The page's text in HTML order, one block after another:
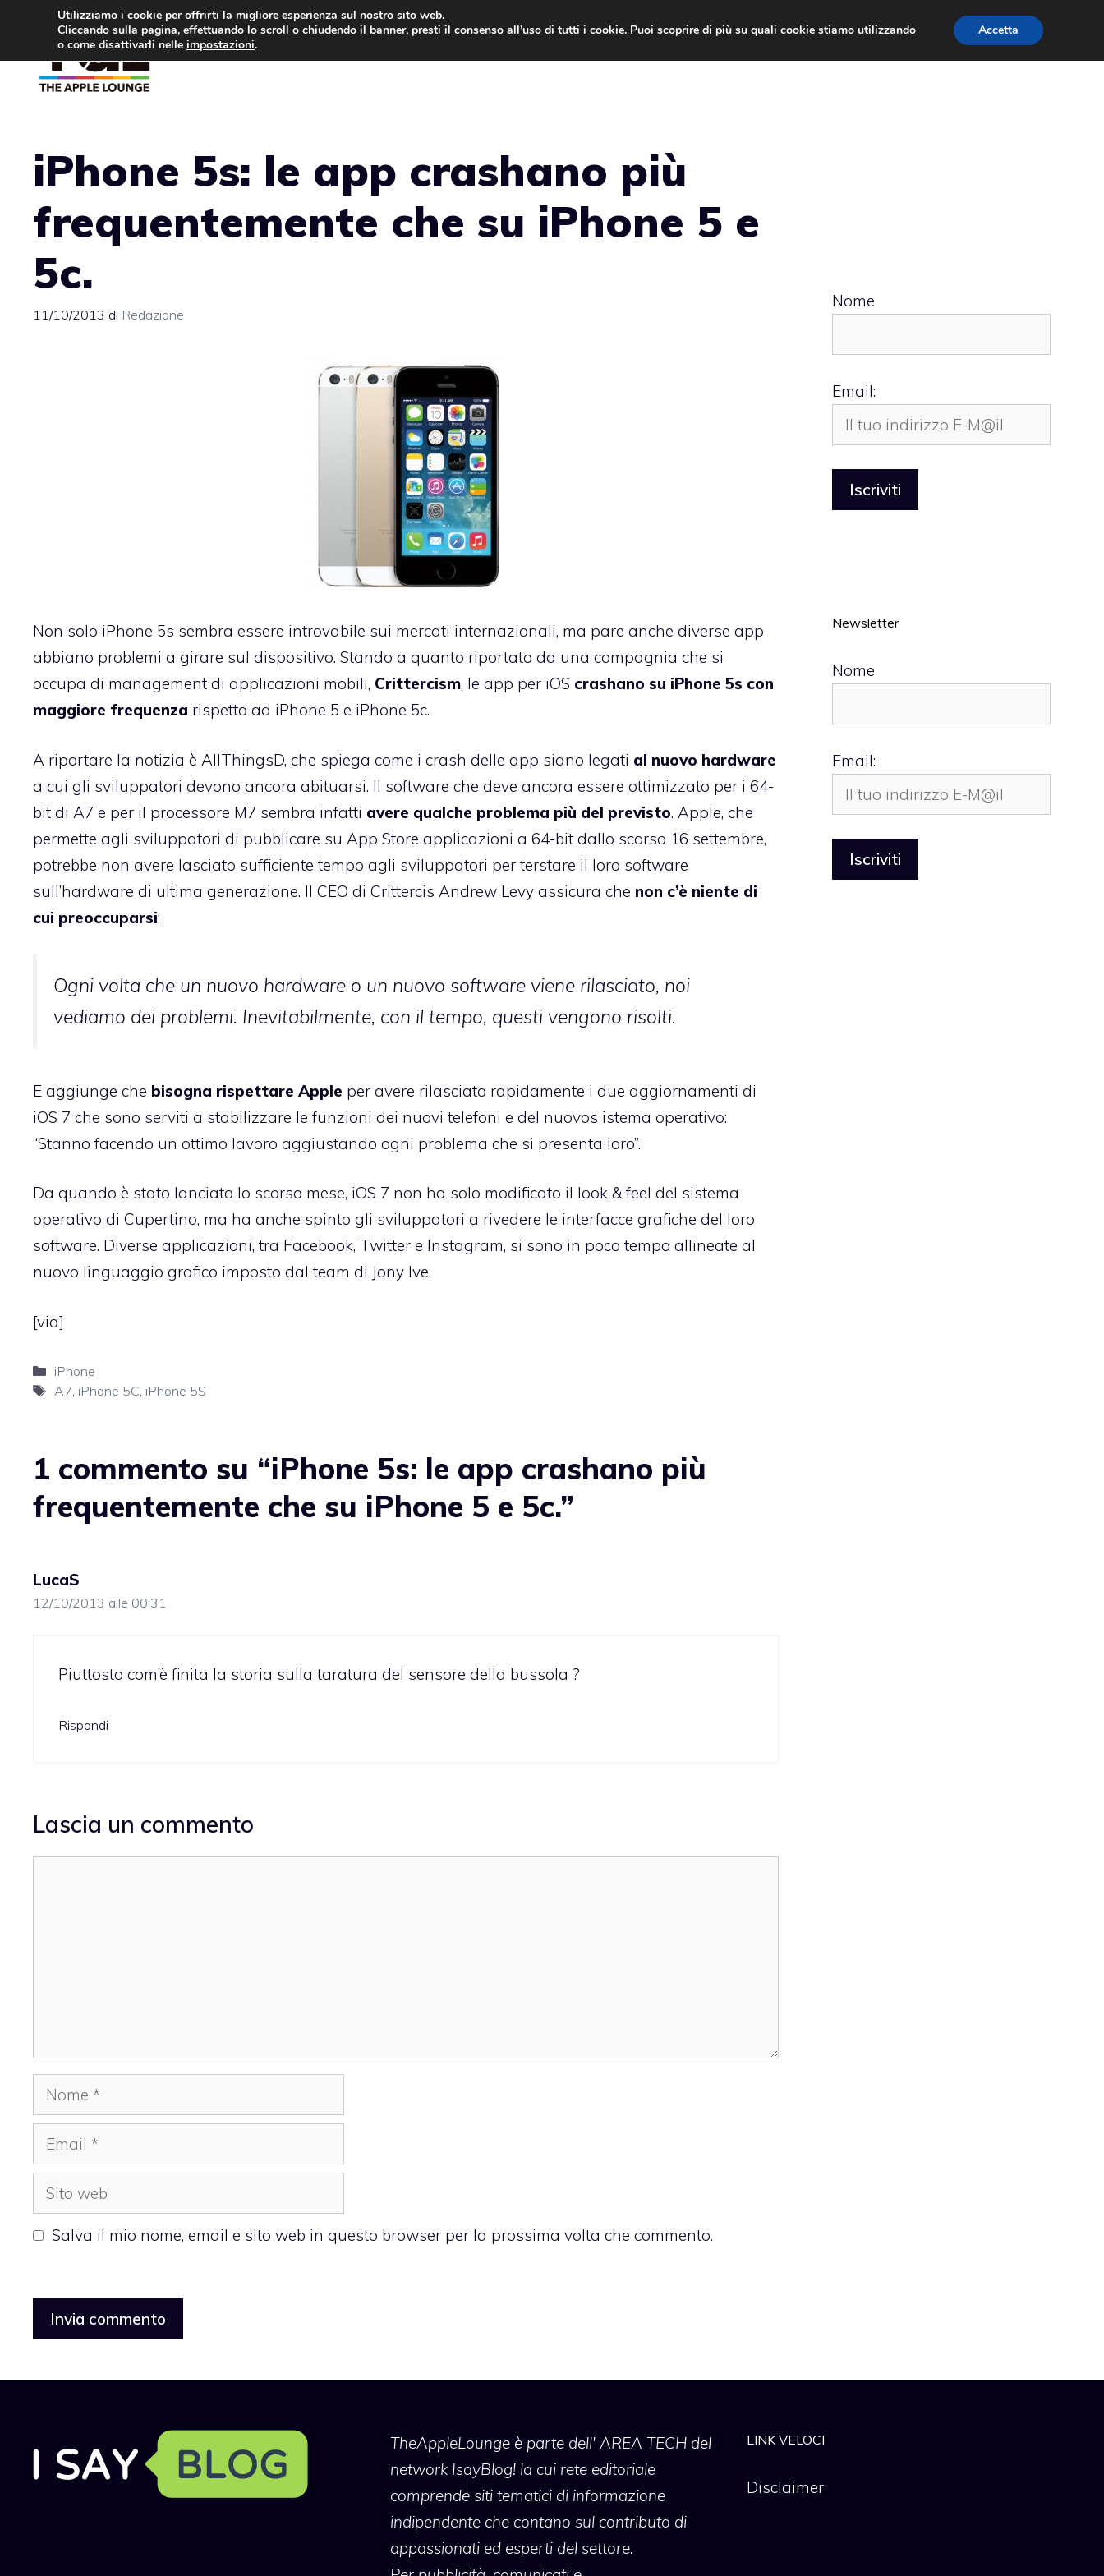
contenuto
iPhone 5s: le app crashano più
frequentemente che su iPhone 5 e
5c.
11/10/2013 di Redazione
Non solo iPhone 5s sembra essere introvabile sui mercati internazionali, ma pare anche diverse app
abbiano problemi a girare sul dispositivo. Stando a quanto riportato da una compagnia che si
occupa di management di applicazioni mobili, Crittercism, le app per iOS crashano su iPhone 5s con
maggiore frequenza rispetto ad iPhone 5 e iPhone 5c.
A riportare la notizia è AllThingsD, che spiega come i crash delle app siano legati al nuovo hardware
a cui gli sviluppatori devono ancora abituarsi. Il software che deve ancora essere ottimizzato per i 64-
bit di A7 e per il processore M7 sembra infatti avere qualche problema più del previsto. Apple, che
permette agli sviluppatori di pubblicare su App Store applicazioni a 64-bit dallo scorso 16 settembre,
potrebbe non avere lasciato sufficiente tempo agli sviluppatori per terstare il loro software
sull’hardware di ultima generazione. Il CEO di Crittercis Andrew Levy assicura che non c’è niente di
cui preoccuparsi:
Ogni volta che un nuovo hardware o un nuovo software viene rilasciato, noi
vediamo dei problemi. Inevitabilmente, con il tempo, questi vengono risolti.
E aggiunge che bisogna rispettare Apple per avere rilasciato rapidamente i due aggiornamenti di
iOS 7 che sono serviti a stabilizzare le funzioni dei nuovi telefoni e del nuovos istema operativo:
“Stanno facendo un ottimo lavoro aggiustando ogni problema che si presenta loro”.
Da quando è stato lanciato lo scorso mese, iOS 7 non ha solo modificato il look & feel del sistema
operativo di Cupertino, ma ha anche spinto gli sviluppatori a rivedere le interfacce grafiche del loro
software. Diverse applicazioni, tra Facebook, Twitter e Instagram, si sono in poco tempo allineate al
nuovo linguaggio grafico imposto dal team di Jony Ive.
[via]
Categorie
iPhone
Tag
A7 iPhone 5C iPhone 5S
1 commento su “iPhone 5s: le app crashano più
frequentemente che su iPhone 5 e 5c.”
LucaS
12/10/2013 alle 00:31
Piuttosto com’è finita la storia sulla taratura del sensore della bussola ?
Rispondi
Lascia un commento
Nome
Email
Sito
web
Salva il mio nome, email e sito web in questo browser per la prossima volta che commento.
Nome
Email:
Newsletter
Nome
Email:
TheAppleLoungeè parte dell' AREA TECH del
network IsayBlog! la cui rete editoriale
comprende siti tematici di informazione
indipendente che contano sul contributo di
appassionati ed esperti del settore.
LINK VELOCI
Disclaimer
Utilizziamo i cookie per offrirti la migliore esperienza sul nostro sito web.
Cliccando sulla pagina, effettuando lo scroll o chiudendo il banner, presti il consenso all’uso di tutti i cookie. Puoi scoprire di più su quali cookie stiamo utilizzando
o come disattivarli nelle impostazioni.
Accetta